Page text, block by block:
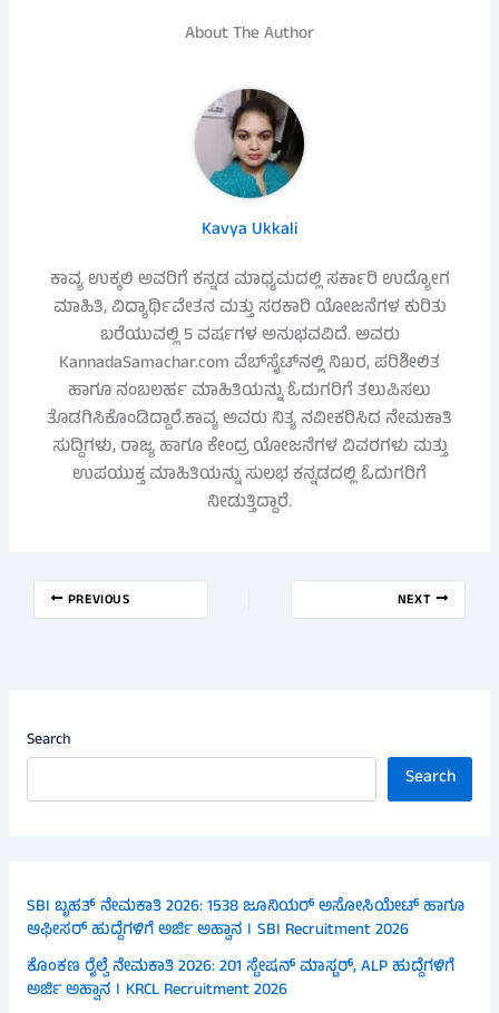
About The Author
Kavya Ukkali
ಕಾವ್ಯ ಉಕ್ಕಲಿ ಅವರಿಗೆ ಕನ್ನಡ ಮಾಧ್ಯಮದಲ್ಲಿ ಸರ್ಕಾರಿ ಉದ್ಯೋಗ
ಮಾಹಿತಿ, ವಿದ್ಯಾರ್ಥಿವೇತನ ಮತ್ತು ಸರಕಾರಿ ಯೋಜನೆಗಳ ಕುರಿತು
ಬರೆಯುವಲ್ಲಿ 5 ವರ್ಷಗಳ ಅನುಭವವಿದೆ. ಅವರು
KannadaSamachar.com ವೆಬ್‌ಸೈಟ್‌ನಲ್ಲಿ ನಿಖರ, ಪರಿಶೀಲಿತ
ಹಾಗೂ ನಂಬಲರ್ಹ ಮಾಹಿತಿಯನ್ನು ಓದುಗರಿಗೆ ತಲುಪಿಸಲು
ತೊಡಗಿಸಿಕೊಂಡಿದ್ದಾರೆ.ಕಾವ್ಯ ಅವರು ನಿತ್ಯ ನವೀಕರಿಸಿದ ನೇಮಕಾತಿ
ಸುದ್ದಿಗಳು, ರಾಜ್ಯ ಹಾಗೂ ಕೇಂದ್ರ ಯೋಜನೆಗಳ ವಿವರಗಳು ಮತ್ತು
ಉಪಯುಕ್ತ ಮಾಹಿತಿಯನ್ನು ಸುಲಭ ಕನ್ನಡದಲ್ಲಿ ಓದುಗರಿಗೆ
ನೀಡುತ್ತಿದ್ದಾರೆ.
PREVIOUS NEXT
Search
Search
SBI ಬೃಹತ್ ನೇಮಕಾತಿ 2026: 1538 ಜೂನಿಯರ್ ಅಸೋಸಿಯೇಟ್ ಹಾಗೂ
ಆಫೀಸರ್ ಹುದ್ದೆಗಳಿಗೆ ಅರ್ಜಿ ಅಹ್ವಾನ । SBI Recruitment 2026
ಕೊಂಕಣ ರೈಲ್ವೆ ನೇಮಕಾತಿ 2026: 201 ಸ್ಟೇಷನ್ ಮಾಸ್ಟರ್, ALP ಹುದ್ದೆಗಳಿಗೆ
ಅರ್ಜಿ ಅಹ್ವಾನ । KRCL Recruitment 2026